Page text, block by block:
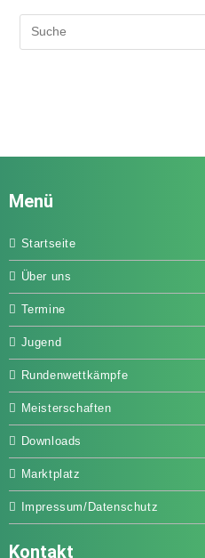
Menü
Startseite
Über uns
Termine
Jugend
Rundenwettkämpfe
Meisterschaften
Downloads
Marktplatz
Impressum/Datenschutz
Kontakt